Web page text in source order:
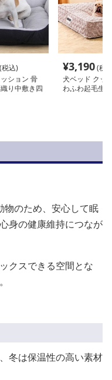
(税込)
ション 骨
り中敷き四
¥3,190(税
犬ベッド クッ
わふわ起毛生
物のため、安心して眠
身の健康維持につなが
クスできる空間とな
冬は保温性の高い素材